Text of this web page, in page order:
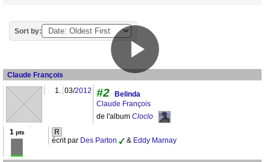
Sort by:
Claude François
1. 03/2012 #2
Belinda
Claude François
de l'album Cloclo
1 pts
R
écrit par Des Parton & Eddy Marnay